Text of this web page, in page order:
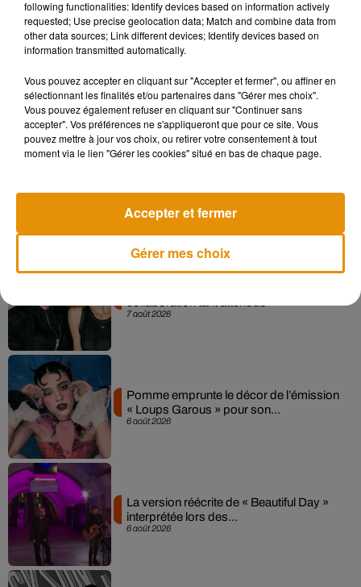
le cadre d’Un hiver à Fontevraud. Des visites guidées sont
également proposées à 4,50 euros. Le dimanche de gratuité
sera reconduit le 25 février prochain.
Musique
Sensation » avec Kylie Minogue
7 août 2026
6 août 2026
Pomme emprunte le décor de l’émission
« Loups Garous » pour son...
6 août 2026
La version réécrite de « Beautiful Day »
interprétée lors des...
following functionalities: Identify devices based on information actively
requested; Use precise geolocation data; Match and combine data from
other data sources; Link different devices; Identify devices based on
information transmitted automatically.
Vous pouvez accepter en cliquant sur "Accepter et fermer", ou affiner en
sélectionnant les finalités et/ou partenaires dans "Gérer mes choix".
Vous pouvez également refuser en cliquant sur "Continuer sans
accepter". Vos préférences ne s'appliqueront que pour ce site. Vous
pouvez mettre à jour vos choix, ou retirer votre consentement à tout
moment via le lien "Gérer les cookies" situé en bas de chaque page.
Gérer mes choix
Accepter et fermer